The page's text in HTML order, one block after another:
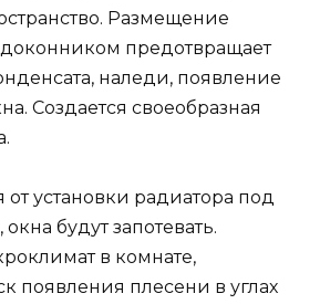
Размещение
предотвращает
наледи, появление
Создается своеобразная
от установки радиатора под
будут запотевать.
в комнате,
появления плесени в углах